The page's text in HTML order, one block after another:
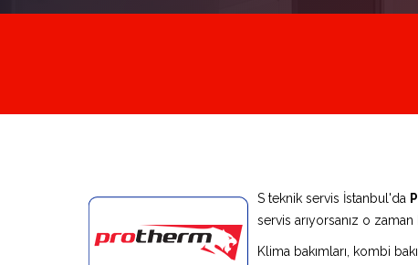
S teknik servis İstanbul'da
servis arıyorsanız o
Klima bakımları, kombi